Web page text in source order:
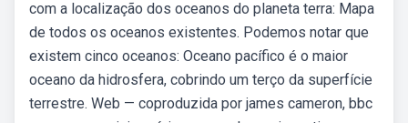
com a localização dos oceanos do planeta terra: Mapa
de todos os oceanos existentes. Podemos notar que
existem cinco oceanos: Oceano pacífico é o maior
oceano da hidrosfera, cobrindo um terço da superfície
terrestre. Web — coproduzida por james cameron, bbc